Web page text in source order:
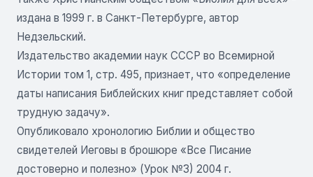
издана в 1999 г. в Санкт-Петербурге, автор
Недзельский.
Издательство академии наук СССР во Всемирной
Истории том 1, стр. 495, признает, что «определение
даты написания Библейских книг пред­ставляет собой
трудную задачу».
Опубликовало хронологию Библии и общество
свидетелей Иеговы в брошюре «Все Писание
достоверно и полезно» (Урок №3) 2004 г.